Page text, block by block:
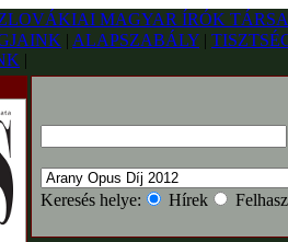
| ALAPSZABÁLY |
|
Keresés helye: Hírek